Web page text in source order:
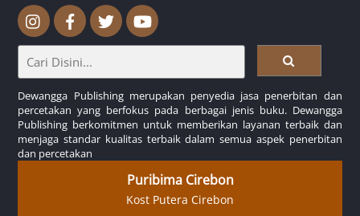
Dewangga Publishing merupakan penyedia jasa penerbitan dan
percetakan yang berfokus pada berbagai jenis buku. Dewangga
Publishing berkomitmen untuk memberikan layanan terbaik dan
menjaga standar kualitas terbaik dalam semua aspek penerbitan
dan percetakan
Puribima Cirebon
Kost Putera Cirebon